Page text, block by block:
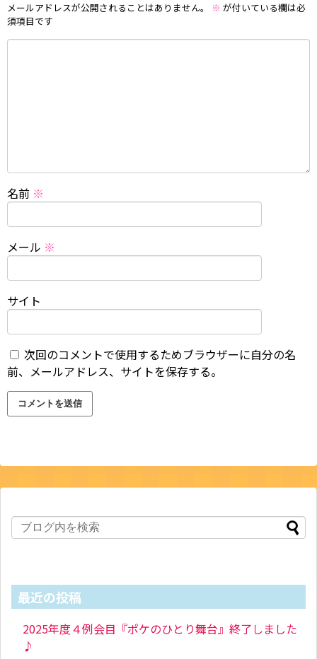
メールアドレスが公開されることはありません。 ※ が付いている欄は必
須項目です
名前 ※
メール ※
サイト
次回のコメントで使用するためブラウザーに自分の名
前、メールアドレス、サイトを保存する。
最近の投稿
2025年度４例会目『ポケのひとり舞台』終了しました
♪